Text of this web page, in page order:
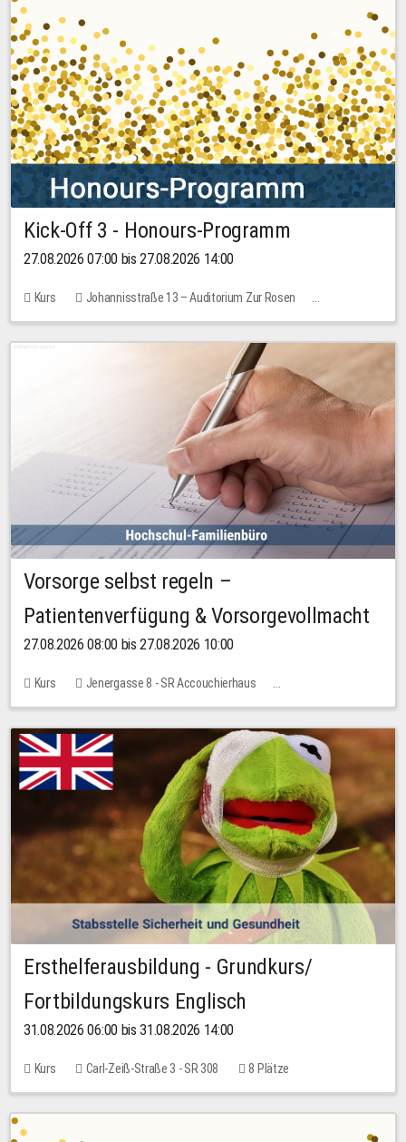
Kick-Off 3 - Honours-Programm
27.08.2026 07:00 bis 27.08.2026 14:00
Kurs
Johannisstraße 13 – Auditorium Zur Rosen
11 Plätze
Vorsorge selbst regeln –
Patientenverfügung & Vorsorgevollmacht
27.08.2026 08:00 bis 27.08.2026 10:00
Kurs
Jenergasse 8 - SR Accouchierhaus
Keine freien Plätze
Ersthelferausbildung - Grundkurs/
Fortbildungskurs Englisch
31.08.2026 06:00 bis 31.08.2026 14:00
Kurs Carl-Zeiß-Straße 3 - SR 308 8 Plätze